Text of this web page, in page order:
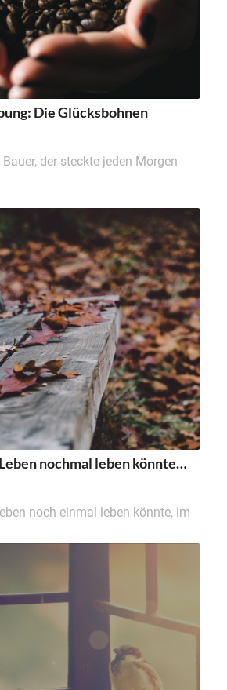
Die Glücksbohnen
der steckte jeden Morgen
nochmal leben könnte…
noch einmal leben könnte, im